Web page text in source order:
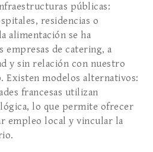
públicas:
residencias o
alimentación se ha
empresas de catering, a
y sin relación con nuestro
modelos alternativos:
francesas utilizan
lo que permite ofrecer
empleo local y vincular la